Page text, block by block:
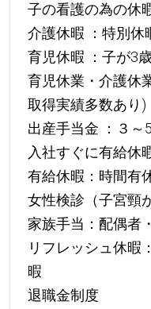
子の看護の為の休
介護休暇 ：特別休
育児休暇 ：子が3
育児休業・介護休
取得実績多数あり)
出産手当金 ：３～
入社すぐに有給休
有給休暇：時間有
女性検診（子宮頸
家族手当：配偶者
リフレッシュ休暇
暇
退職金制度